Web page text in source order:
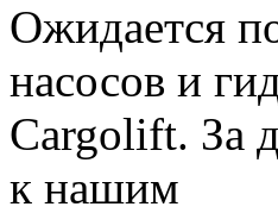
Ожидается
насосов и
Cargolift. За
к нашим